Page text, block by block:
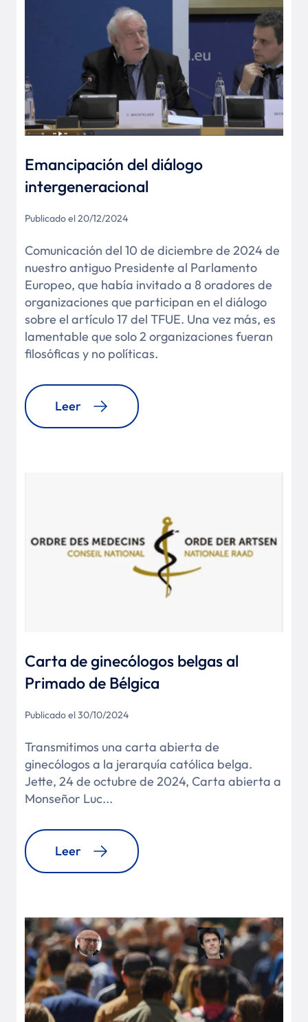
Emancipación del diálogo
intergeneracional
Publicado el 20/12/2024
Comunicación del 10 de diciembre de 2024 de
nuestro antiguo Presidente al Parlamento
Europeo, que había invitado a 8 oradores de
organizaciones que participan en el diálogo
sobre el artículo 17 del TFUE. Una vez más, es
lamentable que solo 2 organizaciones fueran
filosóficas y no políticas.
Leer
Carta de ginecólogos belgas al
Primado de Bélgica
Publicado el 30/10/2024
Transmitimos una carta abierta de
ginecólogos a la jerarquía católica belga.
Jette, 24 de octubre de 2024, Carta abierta a
Monseñor Luc...
Leer